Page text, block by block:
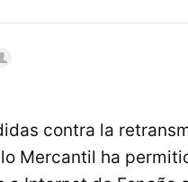
contra la
Mercantil ha